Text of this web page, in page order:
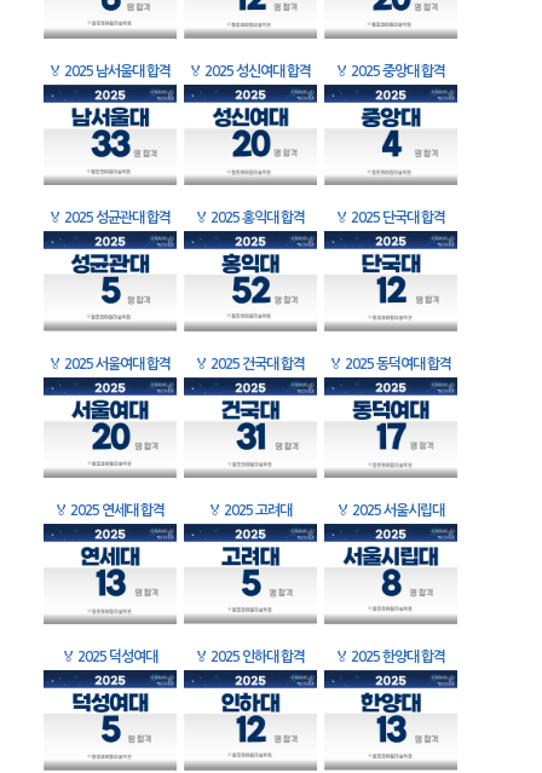
🏅 2025 남서울대 합격 🏅 2025 성신여대 합격 🏅 2025 중앙대 합격
🏅 2025 성균관대 합격 🏅 2025 홍익대 합격 🏅 2025 단국대 합격
🏅 2025 서울여대 합격 🏅 2025 건국대 합격 🏅 2025 동덕여대 합격
🏅 2025 연세대 합격 🏅 2025 고려대 🏅 2025 서울시립대
🏅 2025 덕성여대 🏅 2025 인하대 합격 🏅 2025 한양대 합격